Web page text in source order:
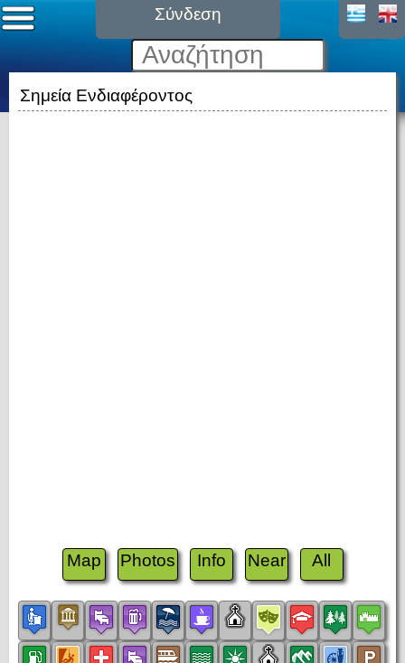
Σύνδεση
Σημεία Ενδιαφέροντος
Map Photos Info Near All